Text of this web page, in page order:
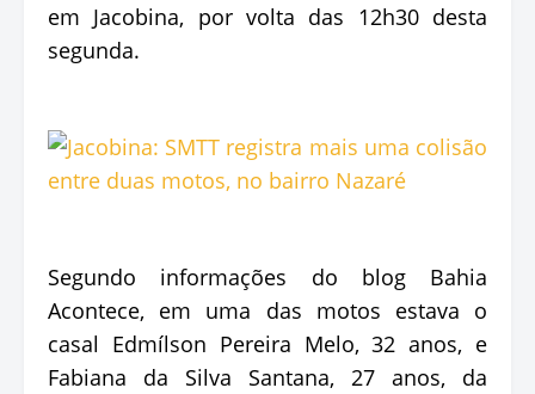
em Jacobina, por volta das 12h30 desta
segunda.
Segundo informações do blog Bahia
Acontece, em uma das motos estava o
casal Edmílson Pereira Melo, 32 anos, e
Fabiana da Silva Santana, 27 anos, da